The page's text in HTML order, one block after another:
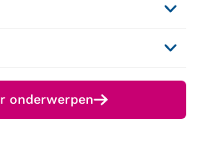
onderwerpen